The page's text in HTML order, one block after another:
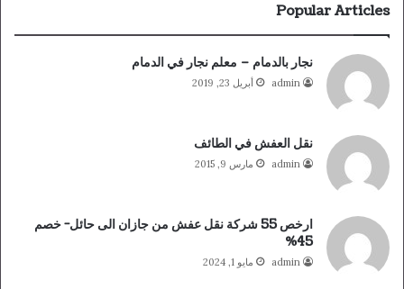
Popular Articles
نجار بالدمام – معلم نجار في الدمام
admin أبريل 23, 2019
نقل العفش في الطائف
admin مارس 9, 2015
ارخص 55 شركة نقل عفش من جازان الى حائل- خصم
45%
admin مايو 1, 2024